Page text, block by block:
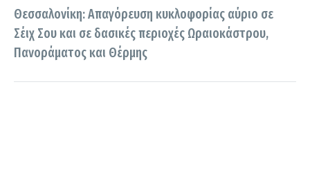
Θεσσαλονίκη: Απαγόρευση κυκλοφορίας αύριο σε
Σέιχ Σου και σε δασικές περιοχές Ωραιοκάστρου,
Πανοράματος και Θέρμης